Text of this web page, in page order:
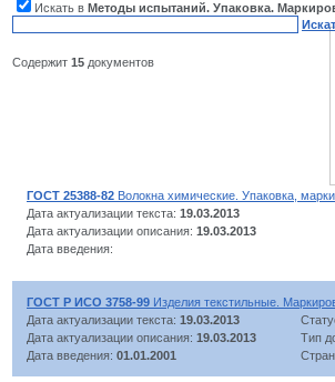
Искать в Методы испытаний. Упаковка.
Содержит 15 документов
ГОСТ 25388-82 Волокна химические. Упаковка,
Дата актуализации текста: 19.03.2013
Дата актуализации описания: 19.03.2013
Дата введения:
ГОСТ Р ИСО 3758-99 Изделия текстильные.
Дата актуализации текста: 19.03.2013
Дата актуализации описания: 19.03.2013 Тип
Дата введения: 01.01.2001